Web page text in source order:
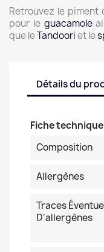
Retrouvez le piment
pour le guacamole
que leTandooriet le
Détails du
Fiche technique
Composition
Allergènes
Traces
D'allergènes